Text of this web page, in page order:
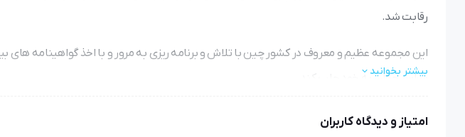
رقابت شد.
این مجموعه عظیم و معروف در کشور چین با تلاش و برنامه ریزی به مرور و با اخذ گواهینامه های
سراسر جهان به خود جلب کند.
هم اکنون این محصول در سراسر جهان و در کاربردهای گوناگون مورد استفاده قرار می گیرد.
بیشتر بخوانید
امتیاز و دیدگاه کاربران